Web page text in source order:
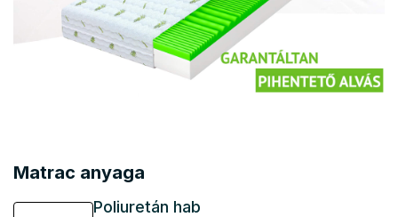
Matrac anyaga
Poliuretán hab